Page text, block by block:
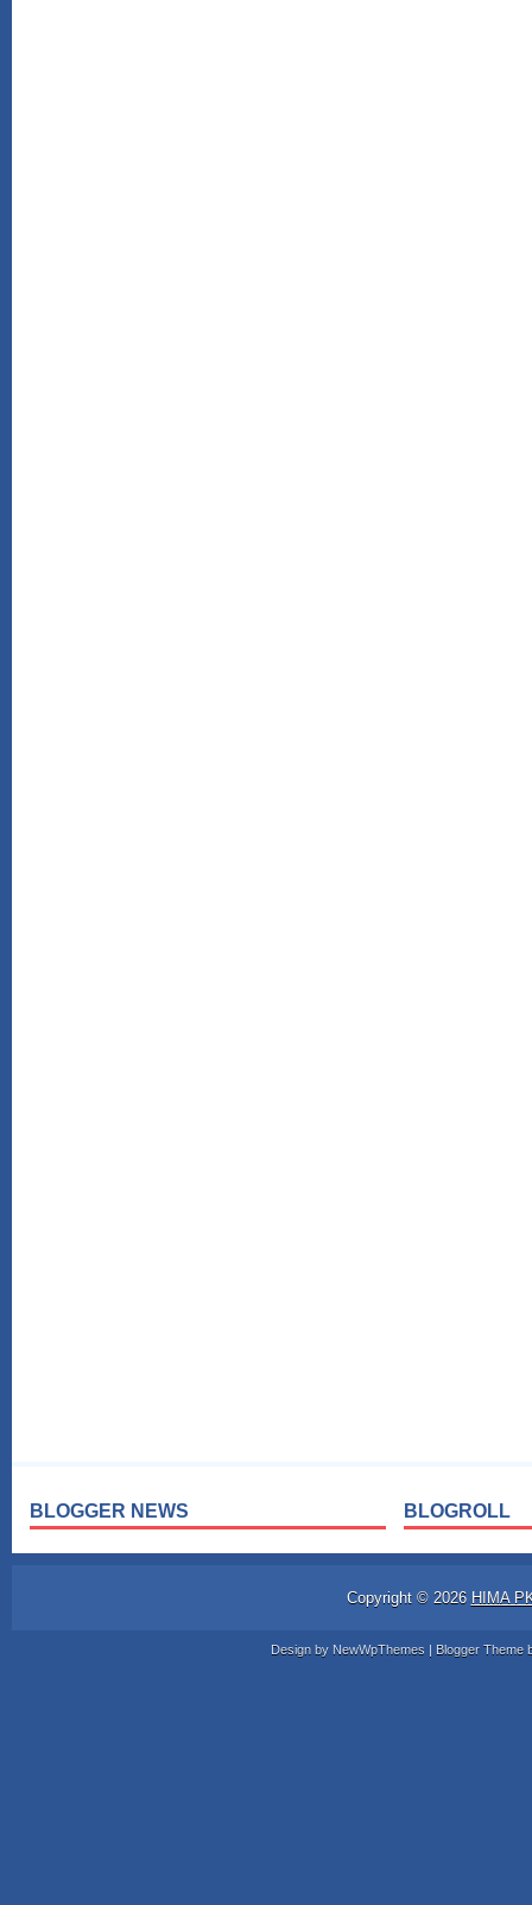
BLOGGER NEWS BLOGROLL
Copyright © 2026 HIMA
Design by NewWpThemes | Blogger Theme